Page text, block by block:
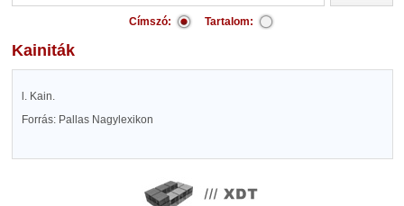
Címszó: Tartalom:
Kainiták
l. Kain.
Forrás: Pallas Nagylexikon